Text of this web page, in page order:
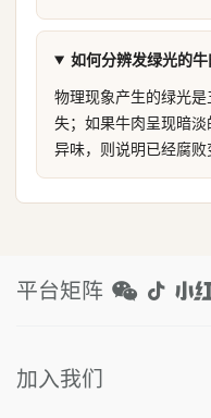
如何分辨发绿光的牛
物理现象产生的绿光
失；如果牛肉呈现暗
异味，则说明已经腐败
平台矩阵
加入我们